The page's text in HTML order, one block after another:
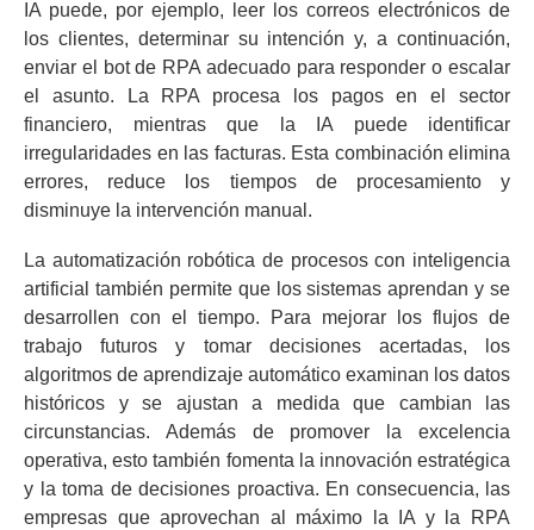
IA puede, por ejemplo, leer los correos electrónicos de
los clientes, determinar su intención y, a continuación,
enviar el bot de RPA adecuado para responder o escalar
el asunto. La RPA procesa los pagos en el sector
financiero, mientras que la IA puede identificar
irregularidades en las facturas. Esta combinación elimina
errores, reduce los tiempos de procesamiento y
disminuye la intervención manual.
La automatización robótica de procesos con inteligencia
artificial también permite que los sistemas aprendan y se
desarrollen con el tiempo. Para mejorar los flujos de
trabajo futuros y tomar decisiones acertadas, los
algoritmos de aprendizaje automático examinan los datos
históricos y se ajustan a medida que cambian las
circunstancias. Además de promover la excelencia
operativa, esto también fomenta la innovación estratégica
y la toma de decisiones proactiva. En consecuencia, las
empresas que aprovechan al máximo la IA y la RPA